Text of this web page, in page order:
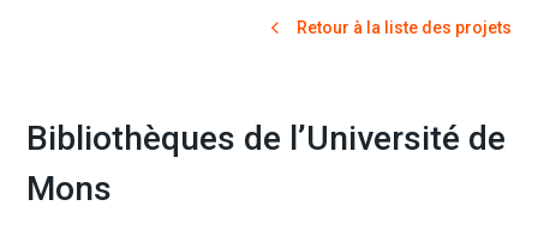
Retour à la liste des projets
Bibliothèques de l’Université de
Mons